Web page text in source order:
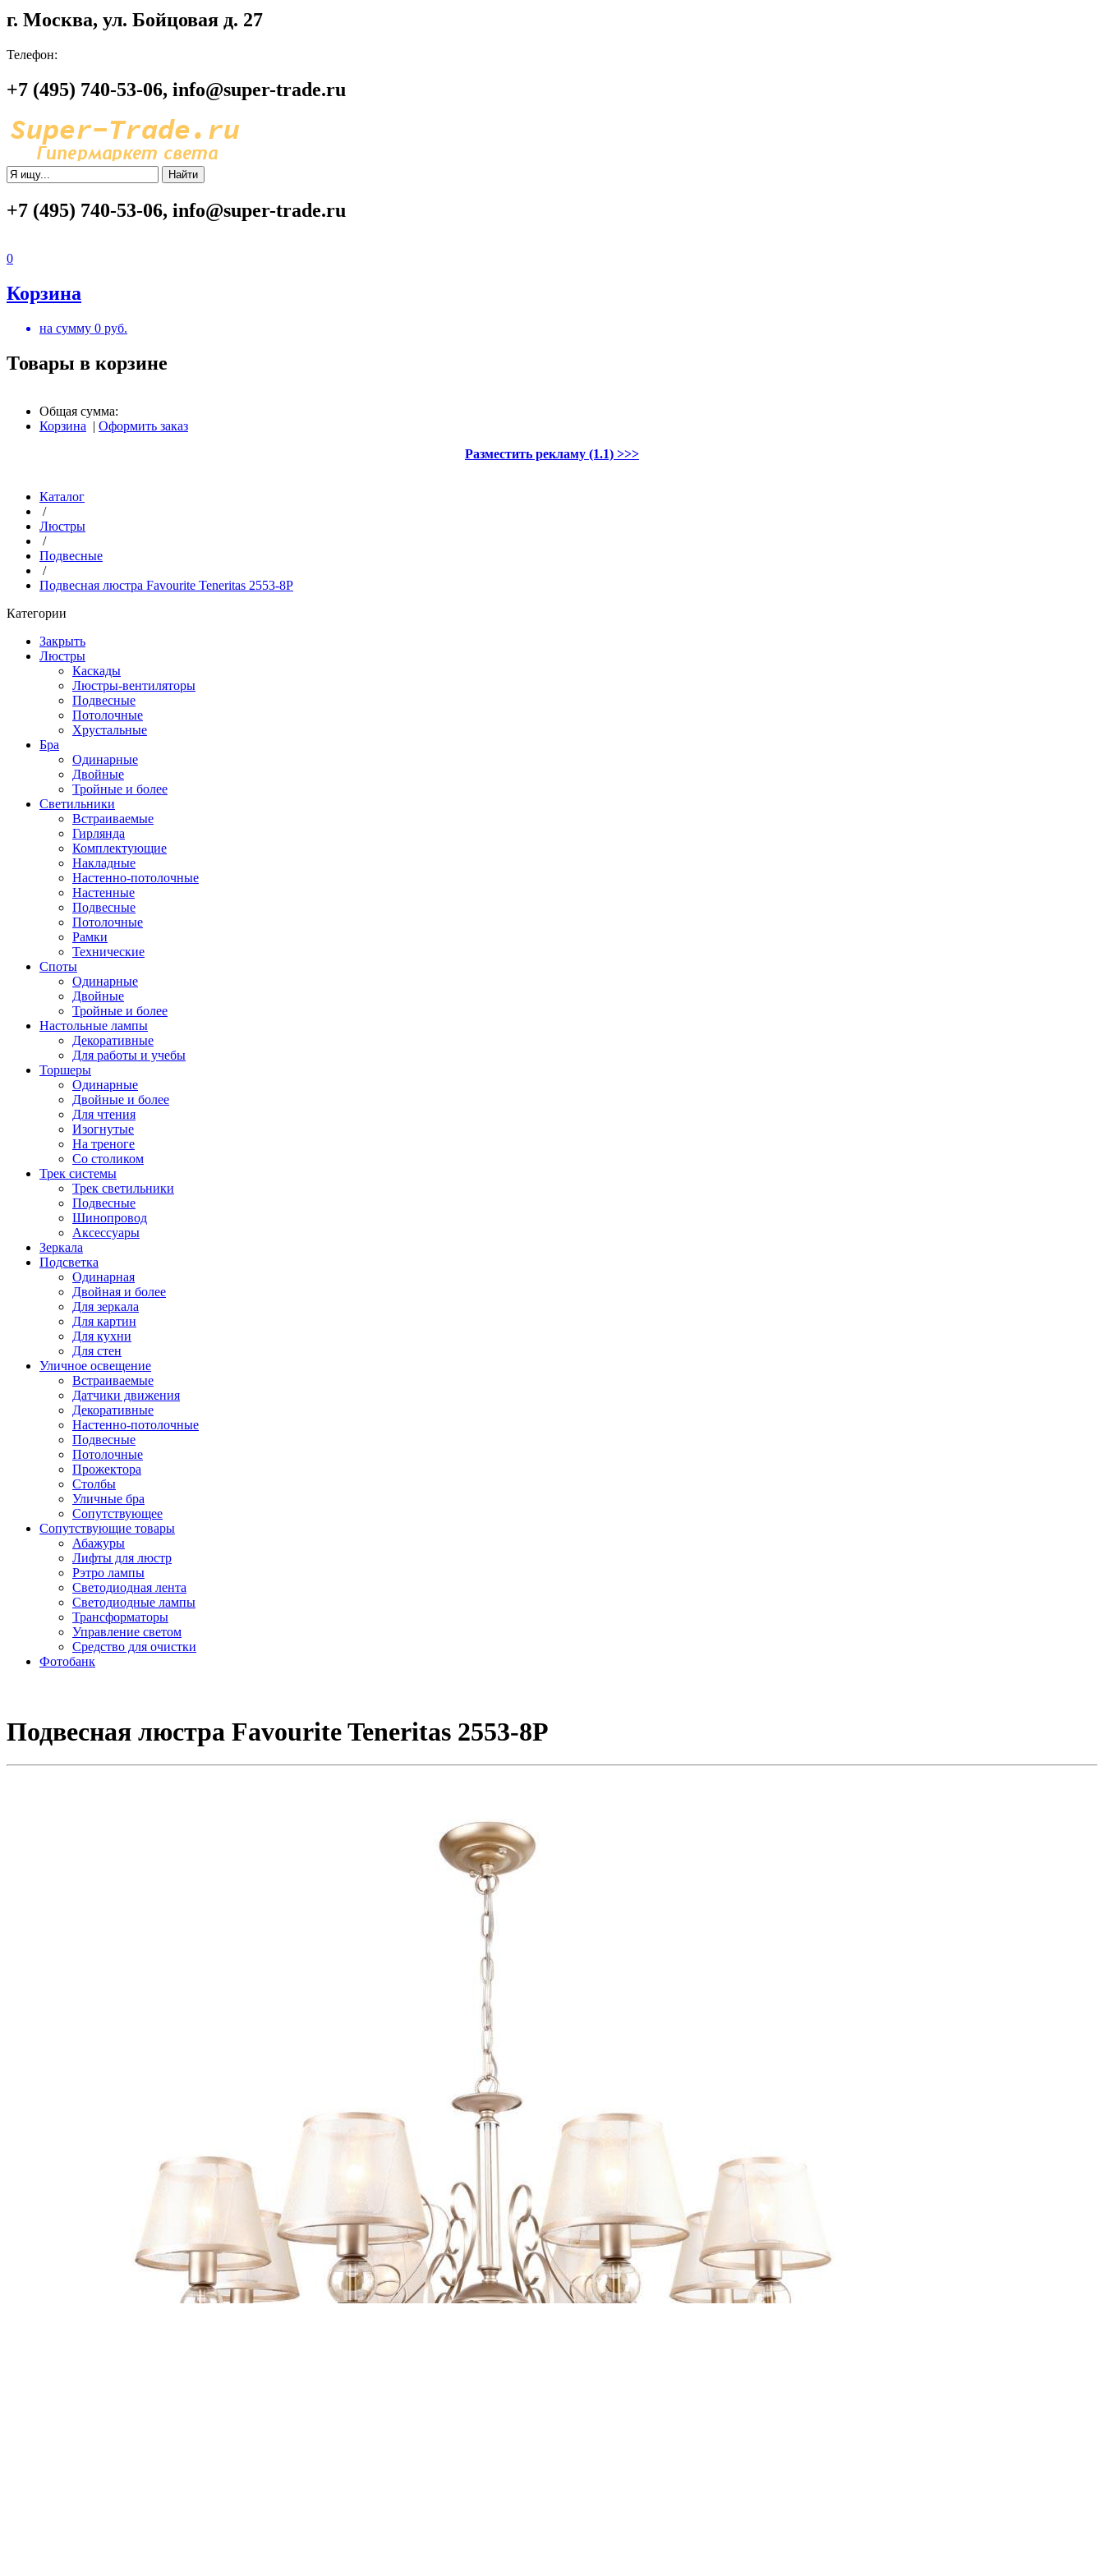
г. Москва, ул. Бойцовая д. 27
Телефон:
+7 (495) 740-53-06, info@super-trade.ru
Найти
+7 (495) 740-53-06, info@super-trade.ru
0
Корзина
на сумму 0 руб.
Товары в корзине
Общая сумма:
Корзина | Оформить заказ
Разместить рекламу (1.1) >>>
Каталог
/
Люстры
/
Подвесные
/
Подвесная люстра Favourite Teneritas 2553-8P
Категории
Закрыть
Люстры
Каскады
Люстры-вентиляторы
Подвесные
Потолочные
Хрустальные
Бра
Одинарные
Двойные
Тройные и более
Светильники
Встраиваемые
Гирлянда
Комплектующие
Накладные
Настенно-потолочные
Настенные
Подвесные
Потолочные
Рамки
Технические
Споты
Одинарные
Двойные
Тройные и более
Настольные лампы
Декоративные
Для работы и учебы
Торшеры
Одинарные
Двойные и более
Для чтения
Изогнутые
На треноге
Со столиком
Трек системы
Трек светильники
Подвесные
Шинопровод
Аксессуары
Зеркала
Подсветка
Одинарная
Двойная и более
Для зеркала
Для картин
Для кухни
Для стен
Уличное освещение
Встраиваемые
Датчики движения
Декоративные
Настенно-потолочные
Подвесные
Потолочные
Прожектора
Столбы
Уличные бра
Сопутствующее
Сопутствующие товары
Абажуры
Лифты для люстр
Рэтро лампы
Светодиодная лента
Светодиодные лампы
Трансформаторы
Управление светом
Средство для очистки
Фотобанк
Подвесная люстра Favourite Teneritas 2553-8P